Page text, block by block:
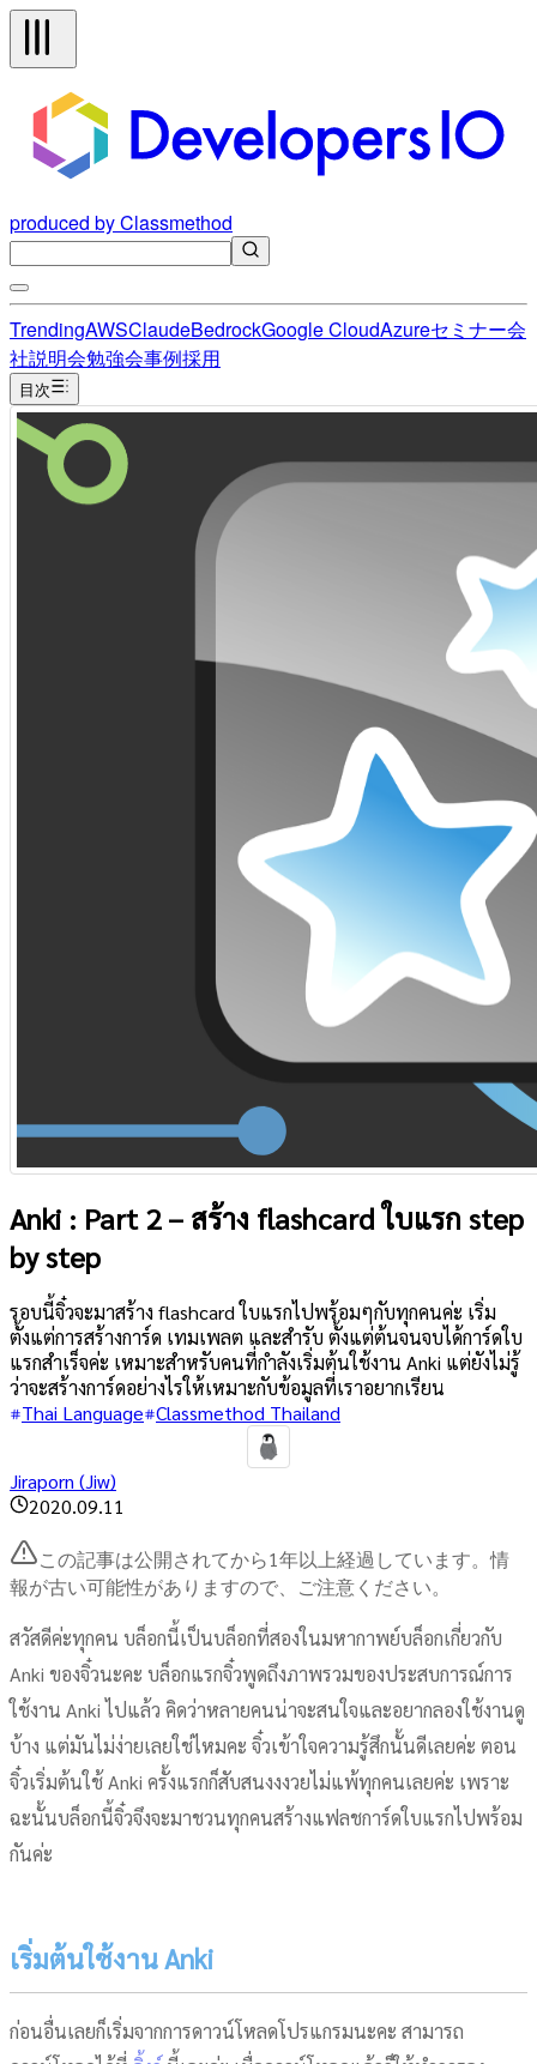
produced by Classmethod
TrendingAWSClaudeBedrockGoogle CloudAzureセミナー会
社説明会勉強会事例採用
目次
Anki : Part 2 – สร้าง flashcard ใบแรก step
by step
รอบนี้จิ๋วจะมาสร้าง flashcard ใบแรกไปพร้อมๆกับทุกคนค่ะ เริ่ม
ตั้งแต่การสร้างการ์ด เทมเพลต และสำรับ ตั้งแต่ต้นจนจบได้การ์ดใบ
แรกสำเร็จค่ะ เหมาะสำหรับคนที่กำลังเริ่มต้นใช้งาน Anki แต่ยังไม่รู้
ว่าจะสร้างการ์ดอย่างไรให้เหมาะกับข้อมูลที่เราอยากเรียน
Thai Language Classmethod Thailand
Jiraporn (Jiw)
2020.09.11
この記事は公開されてから1年以上経過しています。情
報が古い可能性がありますので、ご注意ください。
สวัสดีค่ะทุกคน บล็อกนี้เป็นบล็อกที่สองในมหากาพย์บล็อกเกี่ยวกับ
Anki ของจิ๋วนะคะ บล็อกแรกจิ๋วพูดถึงภาพรวมของประสบการณ์การ
ใช้งาน Anki ไปแล้ว คิดว่าหลายคนน่าจะสนใจและอยากลองใช้งานดู
บ้าง แต่มันไม่ง่ายเลยใช่ไหมคะ จิ๋วเข้าใจความรู้สึกนั้นดีเลยค่ะ ตอน
จิ๋วเริ่มต้นใช้ Anki ครั้งแรกก็สับสนงงงวยไม่แพ้ทุกคนเลยค่ะ เพราะ
ฉะนั้นบล็อกนี้จิ๋วจึงจะมาชวนทุกคนสร้างแฟลชการ์ดใบแรกไปพร้อม
กันค่ะ
เริ่มต้นใช้งาน Anki
ก่อนอื่นเลยก็เริ่มจากการดาวน์โหลดโปรแกรมนะคะ สามารถ